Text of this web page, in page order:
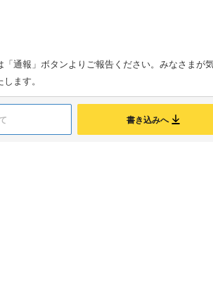
通報」ボタンよりご報告ください。みなさまが
ます。
書き込みへ